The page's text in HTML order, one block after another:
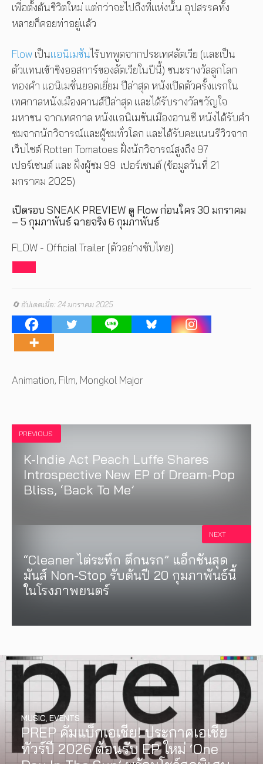
เพื่อตั้งต้นชีวิตใหม่ แต่กว่าจะไปถึงที่แห่งนั้น อุปสรรคทั้ง
หลายก็คอยท่าอยู่แล้ว
Flow เป็นแอนิเมชันไร้บทพูดจากประเทศลัตเวีย (และเป็น
ตัวแทนเข้าชิงออสการ์ของลัตเวียในปีนี้) ชนะรางวัลลูกโลก
ทองคำ แอนิเมชั่นยอดเยี่ยม ปีล่าสุด หนังเปิดตัวครั้งแรกใน
เทศกาลหนังเมืองคานส์ปีล่าสุด และได้รับรางวัลขวัญใจ
มหาชน จากเทศกาล หนังแอนิเมชันเมืองอานซี หนังได้รับคำ
ชมจากนักวิจารณ์และผู้ชมทั่วโลก และได้รับคะแนนรีวิวจาก
เว็บไซต์ Rotten Tomatoes ฝั่งนักวิจารณ์สูงถึง 97
เปอร์เซนต์ และ ฝั่งผู้ชม 99 เปอร์เซนต์ (ข้อมูลวันที่ 21
มกราคม 2025)
เปิดรอบ SNEAK PREVIEW ดู Flow ก่อนใคร 30 มกราคม
– 5 กุมภาพันธ์ ฉายจริง 6 กุมภาพันธ์
FLOW - Official Trailer [ตัวอย่างซับไทย]
🔄 อัปเดตเมื่อ: 24 มกราคม 2025
Tags
Animation, Film, Mongkol Major
PREVIOUS
K-Indie Act Peach Luffe Shares
Introspective New EP of Dream-Pop
Bliss, ‘Back To Me’
“Cleaner ไต่ระทึก ตึกนรก” แอ็กชันสุด
มันส์ Non-Stop รับต้นปี 20 กุมภาพันธ์นี้
ในโรงภาพยนตร์
NEXT
PREP คัมแบ็กเอเชีย! ประกาศเอเชีย
ทัวร์ปี 2026 ต้อนรับ EP ใหม่ ‘One
MUSIC EVENTS